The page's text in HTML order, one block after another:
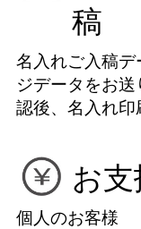
稿
名入れご入稿
ジデータをお
認後、名入れ印
お支
個人のお客様